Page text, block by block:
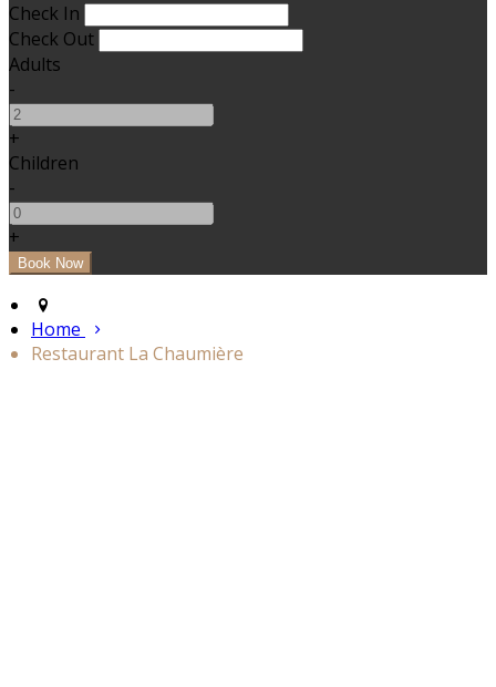
Check In
Check Out
Adults
-
+
Children
-
+
Home
Restaurant La Chaumière